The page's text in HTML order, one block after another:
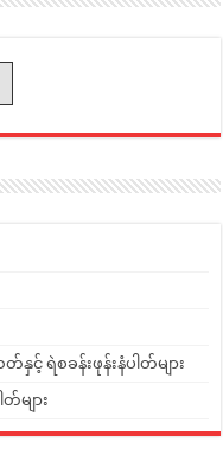
င့် ရဲစခန်းဖုန်းနံပါတ်များ
များ